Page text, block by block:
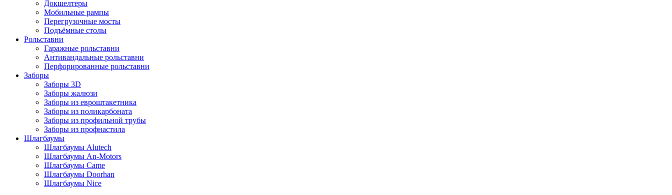
Докшелтеры
Мобильные рампы
Перегрузочные мосты
Подъёмные столы
Рольставни
Гаражные рольставни
Антивандальные рольставни
Перфорированные рольставни
Заборы
Заборы 3D
Заборы жалюзи
Заборы из евроштакетника
Заборы из поликарбоната
Заборы из профильной трубы
Заборы из профнастила
Шлагбаумы
Шлагбаумы Alutech
Шлагбаумы An-Motors
Шлагбаумы Came
Шлагбаумы Doorhan
Шлагбаумы Nice